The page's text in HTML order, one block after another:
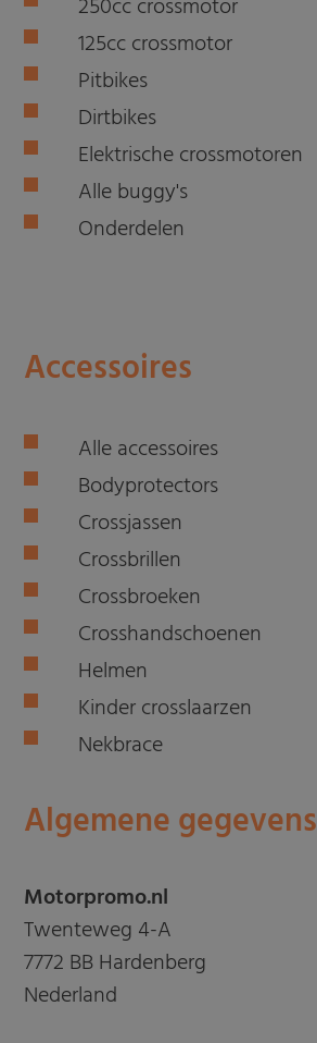
250cc crossmotor
125cc crossmotor
Pitbikes
Dirtbikes
Elektrische crossmotoren
Alle buggy's
Onderdelen
Accessoires
Alle accessoires
Bodyprotectors
Crossjassen
Crossbrillen
Crossbroeken
Crosshandschoenen
Helmen
Kinder crosslaarzen
Nekbrace
Algemene gegevens
Motorpromo.nl
Twenteweg 4-A
7772 BB Hardenberg
Nederland